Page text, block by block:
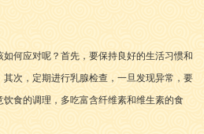
何应对呢？首先，要保持良好的生活习惯和
次，定期进行乳腺检查，一旦发现异常，要
食的调理，多吃富含纤维素和维生素的食